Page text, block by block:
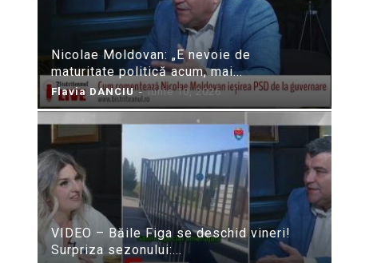
Nicolae Moldovan: „E nevoie de
maturitate politică acum, mai...
Flavia DANCIU - iunie 10, 2026
VIDEO – Băile Figa se deschid vineri!
Surpriza sezonului:...